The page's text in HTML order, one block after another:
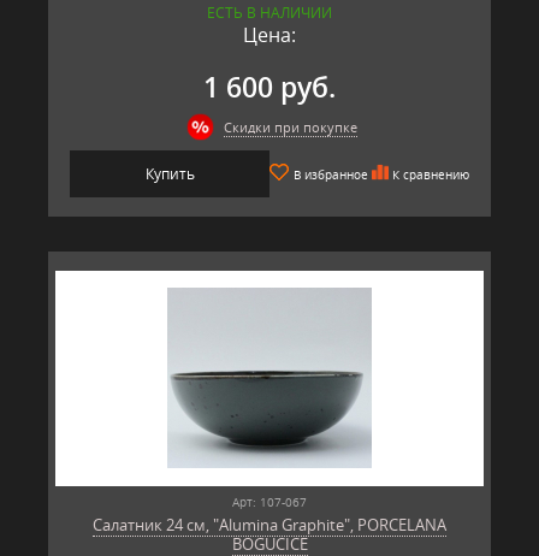
ЕСТЬ В НАЛИЧИИ
Цена:
1 600 руб.
Скидки при покупке
Купить В избранное К сравнению
Арт: 107-067
Салатник 24 см, "Alumina Graphite", PORCELANA
BOGUCICE